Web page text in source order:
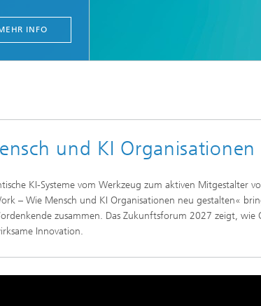
INFO
und KI
KI-Systeme vom Werkzeug zum aktiven
– Wie Mensch und KI Organisationen neu gestalten«
zusammen. Das Zukunftsforum 2027 zeigt,
Innovation.